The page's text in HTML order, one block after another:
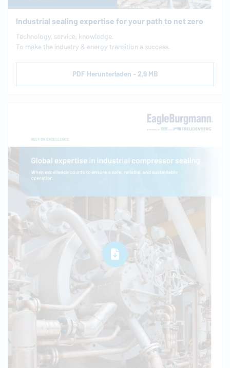
Industrial sealing expertise for your path to net zero
Tech­no­lo­gy, service, know­ledge.
To make the industry & energy tran­si­ti­on a success.
PDF Herunterladen - 2,9 MB